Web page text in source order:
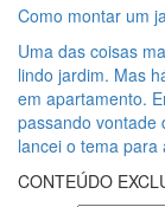
Como montar um
Uma das coisas
lindo jardim. Mas
em apartamento.
passando vontade
lancei o tema
CONTEÚDO